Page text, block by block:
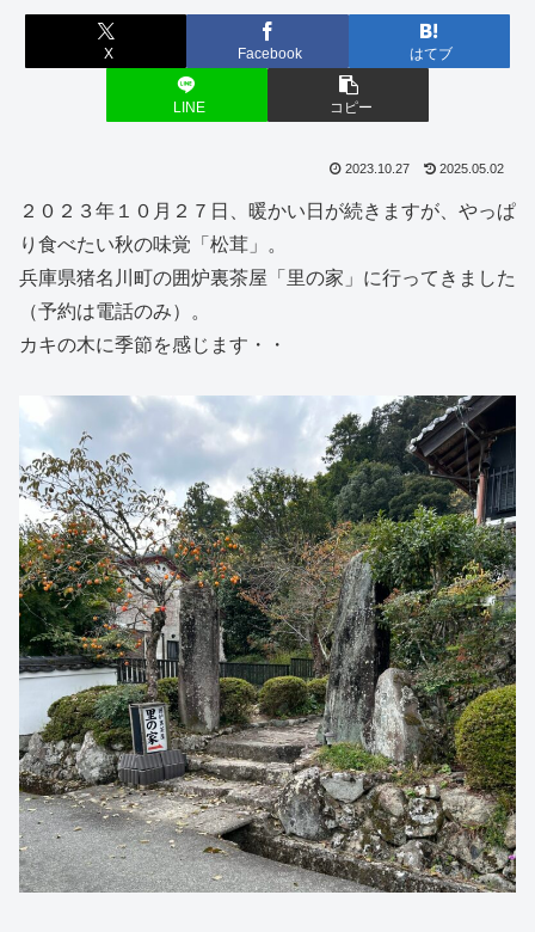
X Facebook はてブ
LINE コピー
2023.10.27 2025.05.02
２０２３年１０月２７日、暖かい日が続きますが、やっぱ
り食べたい秋の味覚「松茸」。
兵庫県猪名川町の囲炉裏茶屋「里の家」に行ってきました
（予約は電話のみ）。
カキの木に季節を感じます・・